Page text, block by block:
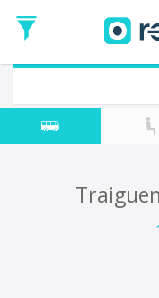
de
Ida
Vuelta
Fecha
de